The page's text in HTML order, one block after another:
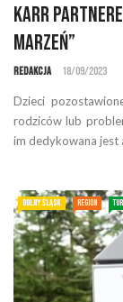
KARR
marzeń”
Redakcja 18/09/2023
Dzieci
rodziców lub
im dedykowana jest
DOLNY ŚLĄSK REGION